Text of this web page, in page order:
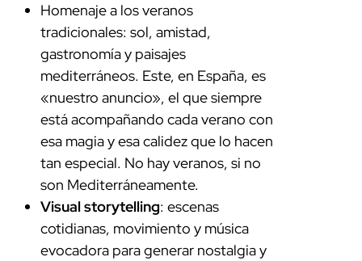
Homenaje a los veranos
tradicionales: sol, amistad,
gastronomía y paisajes
mediterráneos. Este, en España, es
«nuestro anuncio», el que siempre
está acompañando cada verano con
esa magia y esa calidez que lo hacen
tan especial. No hay veranos, si no
son Mediterráneamente.
Visual storytelling: escenas
cotidianas, movimiento y música
evocadora para generar nostalgia y